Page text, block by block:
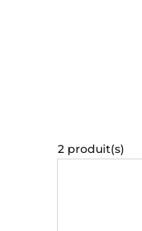
2 produit(s)